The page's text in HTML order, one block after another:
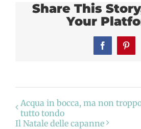
Share This
Your
Facebook
Acqua in bocca, ma non
tutto tondo
Il Natale delle capanne